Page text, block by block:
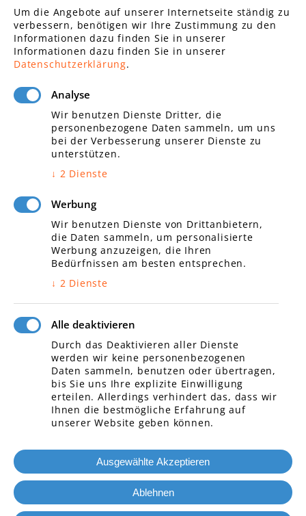
Brandmeldeanlagen
Alarmanlagen
Einbruchschutz
Zutrittskontrolle
Gebäudetechnik
Daten und Netzwerktechnik/
Telefonanlagen
Unternehmen
Impressum
Datenschutz
Öffnungszeiten
Dienstag
Mittwoch
Freitag
Samstag
07:00 – 17:00
07:00 – 17:00
07:00 – 17:00
07:00 – 17:00
07:00 – 17:00
Um die Angebote auf unserer Internetseite ständig zu
verbessern, benötigen wir Ihre Zustimmung zu den
Informationen dazu finden Sie in unserer
Informationen dazu finden Sie in unserer
Datenschutzerklärung.
Analyse
Wir benutzen Dienste Dritter, die
personenbezogene Daten sammeln, um uns
bei der Verbesserung unserer Dienste zu
unterstützen.
↓ 2 Dienste
Werbung
Wir benutzen Dienste von Drittanbietern,
die Daten sammeln, um personalisierte
Werbung anzuzeigen, die Ihren
Bedürfnissen am besten entsprechen.
↓ 2 Dienste
Alle deaktivieren
Durch das Deaktivieren aller Dienste
werden wir keine personenbezogenen
Daten sammeln, benutzen oder übertragen,
bis Sie uns Ihre explizite Einwilligung
erteilen. Allerdings verhindert das, dass wir
Ihnen die bestmögliche Erfahrung auf
unserer Website geben können.
Ablehnen
Ausgewählte Akzeptieren